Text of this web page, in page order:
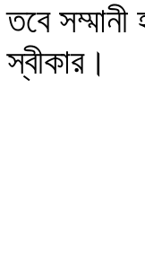
তবে
স্বীকার।